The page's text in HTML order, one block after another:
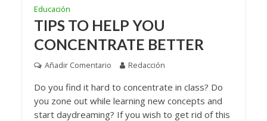
Educación
TIPS TO HELP YOU
CONCENTRATE BETTER
Añadir Comentario Redacción
Do you find it hard to concentrate in class? Do
you zone out while learning new concepts and
start daydreaming? If you wish to get rid of this